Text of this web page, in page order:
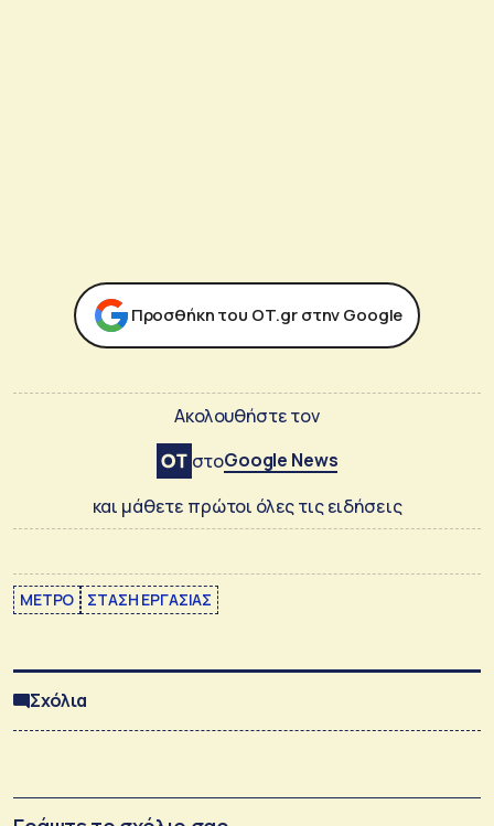
Προσθήκη του ΟΤ.gr στην Google
Ακολουθήστε τον
στοGoogle News
και μάθετε πρώτοι όλες τις ειδήσεις
ΜΕΤΡΟ ΣΤΑΣΗ ΕΡΓΑΣΙΑΣ
Σχόλια